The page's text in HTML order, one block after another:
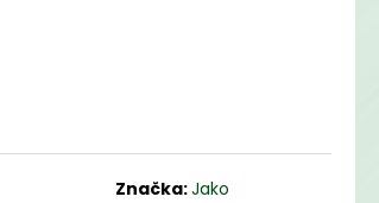
Značka:Jako